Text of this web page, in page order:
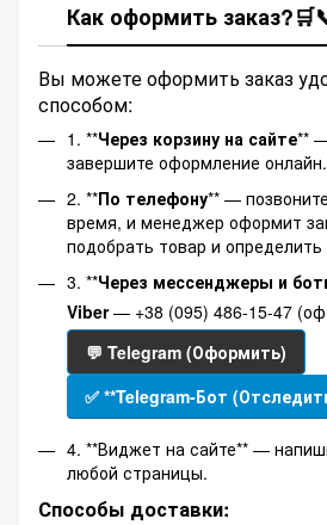
Как оформить
Вы можете оформить заказ
способом:
1. **Через корзину на сайте**
завершите оформление онлайн.
2. **По телефону** —
время, и менеджер оформит
подобрать товар и
3. **Через мессенджеры и
Viber— +38 (095) 486-15-47
💬 Telegram (Оформить)
✅ **Telegram-Бот
4. **Виджет на сайте** —
любой страницы.
Способы доставки: